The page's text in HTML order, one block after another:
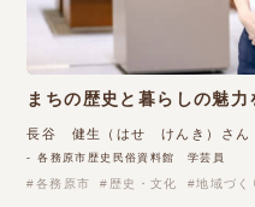
まちの歴史と暮らしの魅
長谷 健生（はせ けんき）さん
- 各務原市歴史民俗資料館 学芸員
各務原市 歴史・文化 地域づく